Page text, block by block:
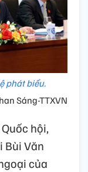
phát biểu.
Sáng-TTXVN
hội,
Bùi Văn
của